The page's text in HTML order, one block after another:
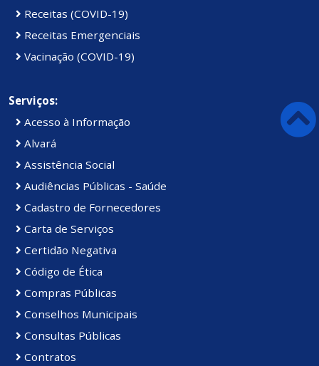
Receitas (COVID-19)
Receitas Emergenciais
Vacinação (COVID-19)
Serviços:
Acesso à Informação
Alvará
Assistência Social
Audiências Públicas - Saúde
Cadastro de Fornecedores
Carta de Serviços
Certidão Negativa
Código de Ética
Compras Públicas
Conselhos Municipais
Consultas Públicas
Contratos